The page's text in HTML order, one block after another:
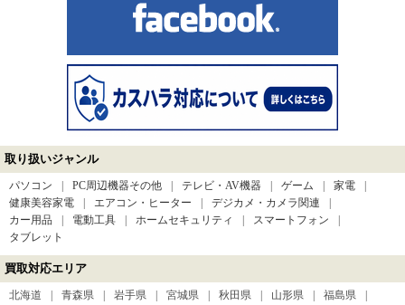
取り扱いジャンル
パソコン PC周辺機器その他 テレビ・AV機器 ゲーム
家電
健康美容家電
エアコン・ヒーター
デジカメ・カメラ関連
カー用品
電動工具 ホームセキュリティ
スマートフォン
タブレット
買取対応エリア
北海道 青森県 岩手県 宮城県 秋田県 山形県
福島県